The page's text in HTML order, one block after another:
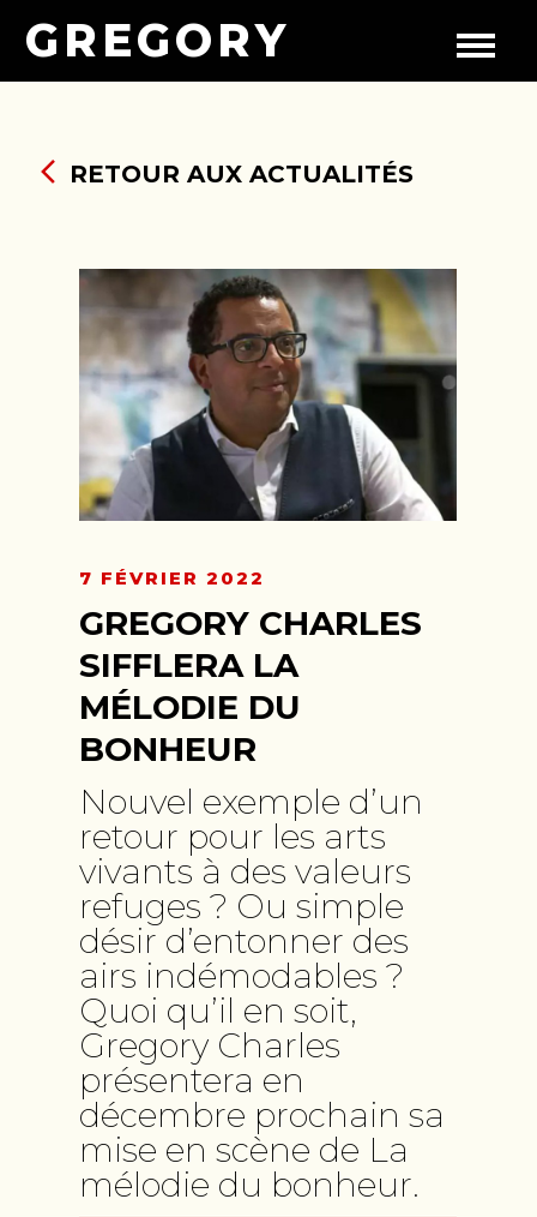
GREGORY
RETOUR AUX ACTUALITÉS
7 FÉVRIER 2022
GREGORY CHARLES
SIFFLERA LA
MÉLODIE DU
BONHEUR
Nouvel exemple d’un
retour pour les arts
vivants à des valeurs
refuges ? Ou simple
désir d’entonner des
airs indémodables ?
Quoi qu’il en soit,
Gregory Charles
présentera en
décembre prochain sa
mise en scène de La
mélodie du bonheur.